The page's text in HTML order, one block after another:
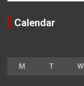
Calendar
M T W